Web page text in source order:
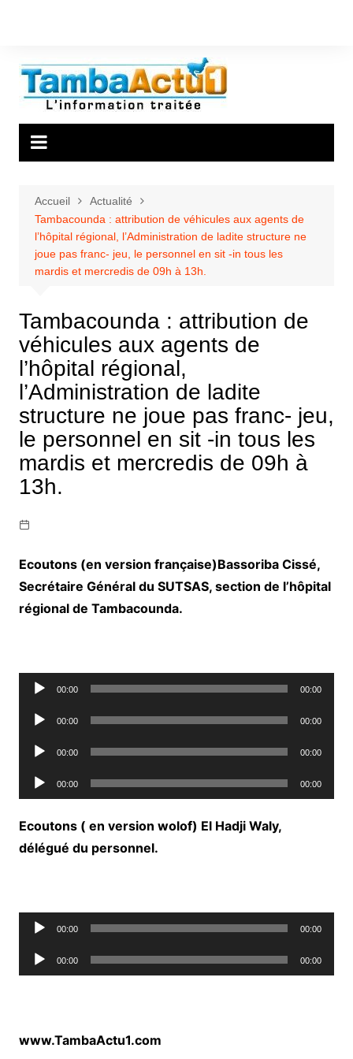
Accueil
Actualité
Tambacounda : attribution de véhicules aux agents de
l’hôpital régional, l’Administration de ladite structure ne
joue pas franc- jeu, le personnel en sit -in tous les
mardis et mercredis de 09h à 13h.
Tambacounda : attribution de
véhicules aux agents de
l’hôpital régional,
l’Administration de ladite
structure ne joue pas franc- jeu,
le personnel en sit -in tous les
mardis et mercredis de 09h à
13h.
Ecoutons (en version française)Bassoriba Cissé,
Secrétaire Général du SUTSAS, section de l’hôpital
régional de Tambacounda.
Lecteur00:00 00:00
Lecteur00:00 00:00
Lecteur00:00 00:00
Lecteur
audio
00:00 00:00
Ecoutons ( en version wolof) El Hadji Waly,
délégué du personnel.
Lecteur00:00 00:00
Lecteur
audio
00:00 00:00
www.TambaActu1.com